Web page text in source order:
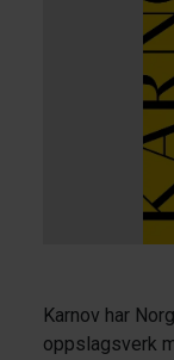
Karnov har
oppslagsverk